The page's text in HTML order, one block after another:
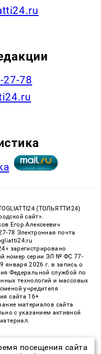
27-78
(ТОЛЬЯТТИ24)
сайт».
Егор Алексеевич
78 Электронная почта
зарегистрировано
номер серии ЭЛ № ФС 77-
января 2026 г. в запись о
Федеральной службой по
технологий и массовых
учредителя
сайта 16+
материалов сайта
с указанием активной
посещения сайта